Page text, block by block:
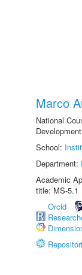
Marco
National
School:
Department:
Academic
title: MS-5.1
Orcid